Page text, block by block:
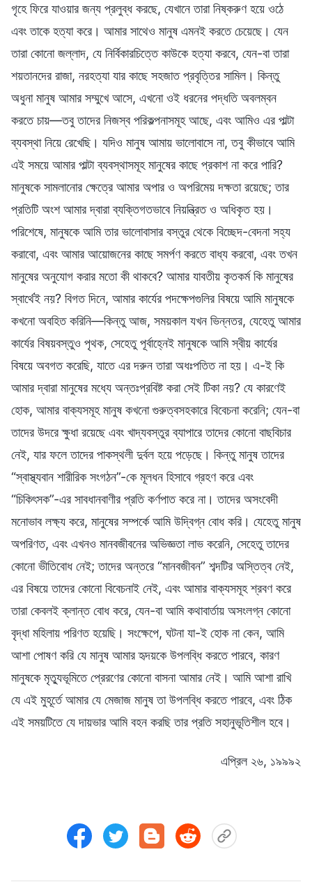
গৃহে ফিরে যাওয়ার জন্য প্রলুব্ধ করছে, যেখানে তারা নিষ্করুণ হয়ে ওঠে
এবং তাকে হত্যা করে। আমার সাথেও মানুষ এমনই করতে চেয়েছে। যেন
তারা কোনো জল্লাদ, যে নির্বিকারচিত্তে কাউকে হত্যা করবে, যেন-বা তারা
শয়তানদের রাজা, নরহত্যা যার কাছে সহজাত প্রবৃত্তির সামিল। কিন্তু
অধুনা মানুষ আমার সম্মুখে আসে, এখনো ওই ধরনের পদ্ধতি অবলম্বন
করতে চায়—তবু তাদের নিজস্ব পরিকল্পনাসমূহ আছে, এবং আমিও এর পাল্টা
ব্যবস্থা নিয়ে রেখেছি। যদিও মানুষ আমায় ভালোবাসে না, তবু কীভাবে আমি
এই সময়ে আমার পাল্টা ব্যবস্থাসমূহ মানুষের কাছে প্রকাশ না করে পারি?
মানুষকে সামলানোর ক্ষেত্রে আমার অপার ও অপরিমেয় দক্ষতা রয়েছে; তার
প্রতিটি অংশ আমার দ্বারা ব্যক্তিগতভাবে নিয়ন্ত্রিত ও অধিকৃত হয়।
পরিশেষে, মানুষকে আমি তার ভালোবাসার বস্তুর থেকে বিচ্ছেদ-বেদনা সহ্য
করাবো, এবং আমার আয়োজনের কাছে সমর্পণ করতে বাধ্য করবো, এবং তখন
মানুষের অনুযোগ করার মতো কী থাকবে? আমার যাবতীয় কৃতকর্ম কি মানুষের
স্বার্থেই নয়? বিগত দিনে, আমার কার্যের পদক্ষেপগুলির বিষয়ে আমি মানুষকে
কখনো অবহিত করিনি—কিন্তু আজ, সময়কাল যখন ভিন্নতর, যেহেতু আমার
কার্যের বিষয়বস্তুও পৃথক, সেহেতু পূর্বাহ্নেই মানুষকে আমি স্বীয় কার্যের
বিষয়ে অবগত করেছি, যাতে এর দরুন তারা অধঃপতিত না হয়। এ-ই কি
আমার দ্বারা মানুষের মধ্যে অন্তঃপ্রবিষ্ট করা সেই টিকা নয়? যে কারণেই
হোক, আমার বাক্যসমূহ মানুষ কখনো গুরুত্বসহকারে বিবেচনা করেনি; যেন-বা
তাদের উদরে ক্ষুধা রয়েছে এবং খাদ্যবস্তুর ব্যাপারে তাদের কোনো বাছবিচার
নেই, যার ফলে তাদের পাকস্থলী দুর্বল হয়ে পড়েছে। কিন্তু মানুষ তাদের
“স্বাস্থ্যবান শারীরিক সংগঠন”-কে মূলধন হিসাবে গ্রহণ করে এবং
“চিকিৎসক”-এর সাবধানবাণীর প্রতি কর্ণপাত করে না। তাদের অসংবেদী
মনোভাব লক্ষ্য করে, মানুষের সম্পর্কে আমি উদ্বিগ্ন বোধ করি। যেহেতু মানুষ
অপরিণত, এবং এখনও মানবজীবনের অভিজ্ঞতা লাভ করেনি, সেহেতু তাদের
কোনো ভীতিবোধ নেই; তাদের অন্তরে “মানবজীবন” শব্দটির অস্তিত্ব নেই,
এর বিষয়ে তাদের কোনো বিবেচনাই নেই, এবং আমার বাক্যসমূহ শ্রবণ করে
তারা কেবলই ক্লান্ত বোধ করে, যেন-বা আমি কথাবার্তায় অসংলগ্ন কোনো
বৃদ্ধা মহিলায় পরিণত হয়েছি। সংক্ষেপে, ঘটনা যা-ই হোক না কেন, আমি
আশা পোষণ করি যে মানুষ আমার হৃদয়কে উপলব্ধি করতে পারবে, কারণ
মানুষকে মৃত্যুভূমিতে প্রেরণের কোনো বাসনা আমার নেই। আমি আশা রাখি
যে এই মুহূর্তে আমার যে মেজাজ মানুষ তা উপলব্ধি করতে পারবে, এবং ঠিক
এই সময়টিতে যে দায়ভার আমি বহন করছি তার প্রতি সহানুভূতিশীল হবে।
এপ্রিল ২৬, ১৯৯৯২